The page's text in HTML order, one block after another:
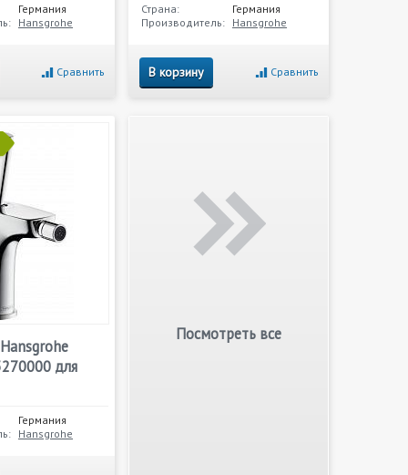
Германия
Hansgrohe
Сравнить
Страна:
Германия
Производитель: Hansgrohe
В корзину Сравнить
для
Германия
Hansgrohe
Посмотреть все